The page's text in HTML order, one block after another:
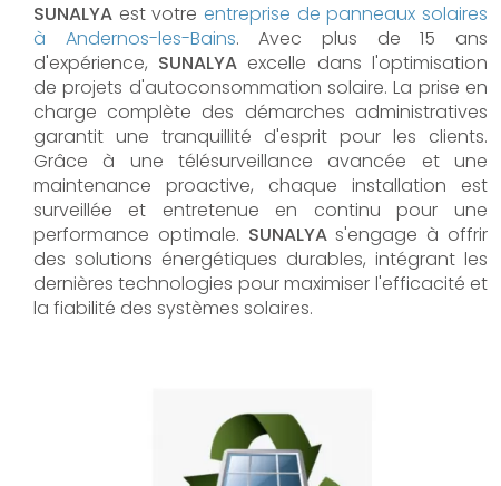
SUNALYA est votre entreprise de panneaux solaires
à Andernos-les-Bains. Avec plus de 15 ans
d'expérience, SUNALYA excelle dans l'optimisation
de projets d'autoconsommation solaire. La prise en
charge complète des démarches administratives
garantit une tranquillité d'esprit pour les clients.
Grâce à une télésurveillance avancée et une
maintenance proactive, chaque installation est
surveillée et entretenue en continu pour une
performance optimale. SUNALYAs'engage à offrir
des solutions énergétiques durables, intégrant les
dernières technologies pour maximiser l'efficacité et
la fiabilité des systèmes solaires.